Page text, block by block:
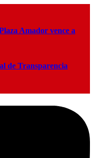
Amador vence a
de Transparencia